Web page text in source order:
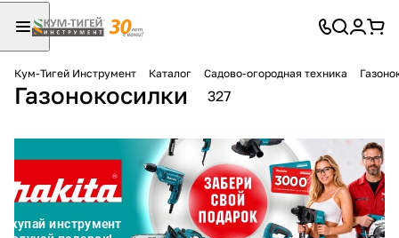
Кум-Тигей Инструмент Каталог Садово-огородная техника
Газонокосилки 327
Для клиентов всех банков
Разбейте
оплату на части
без переплат